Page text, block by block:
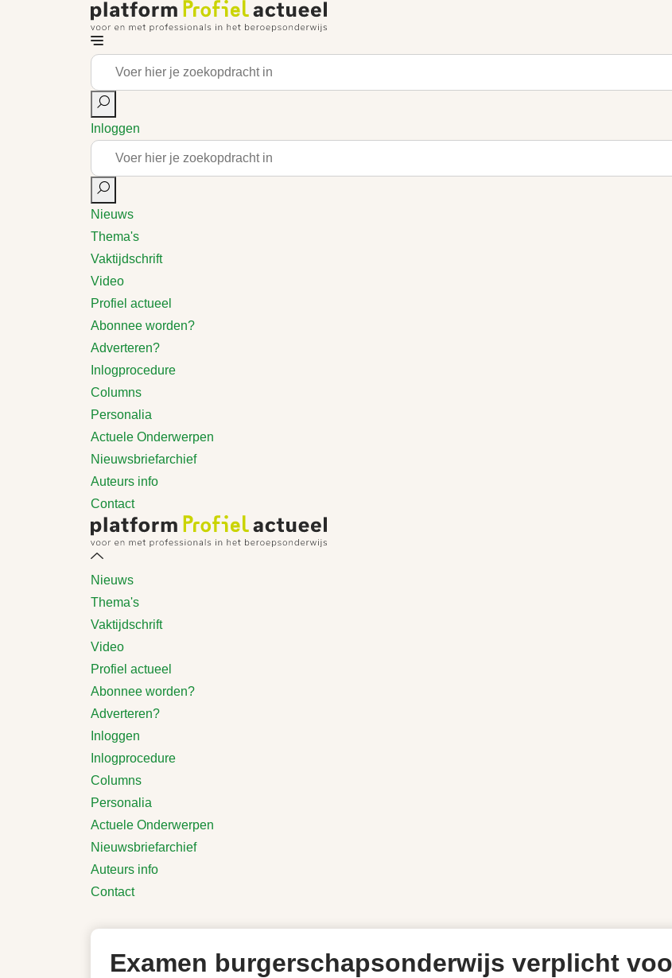
Inloggen
Nieuws
Thema's
Vaktijdschrift
Video
Profiel actueel
Abonnee worden?
Adverteren?
Inlogprocedure
Columns
Personalia
Actuele Onderwerpen
Nieuwsbriefarchief
Auteurs info
Contact
Nieuws
Thema's
Vaktijdschrift
Video
Profiel actueel
Abonnee worden?
Adverteren?
Inloggen
Inlogprocedure
Columns
Personalia
Actuele Onderwerpen
Nieuwsbriefarchief
Auteurs info
Contact
Examen burgerschapsonderwijs verplicht